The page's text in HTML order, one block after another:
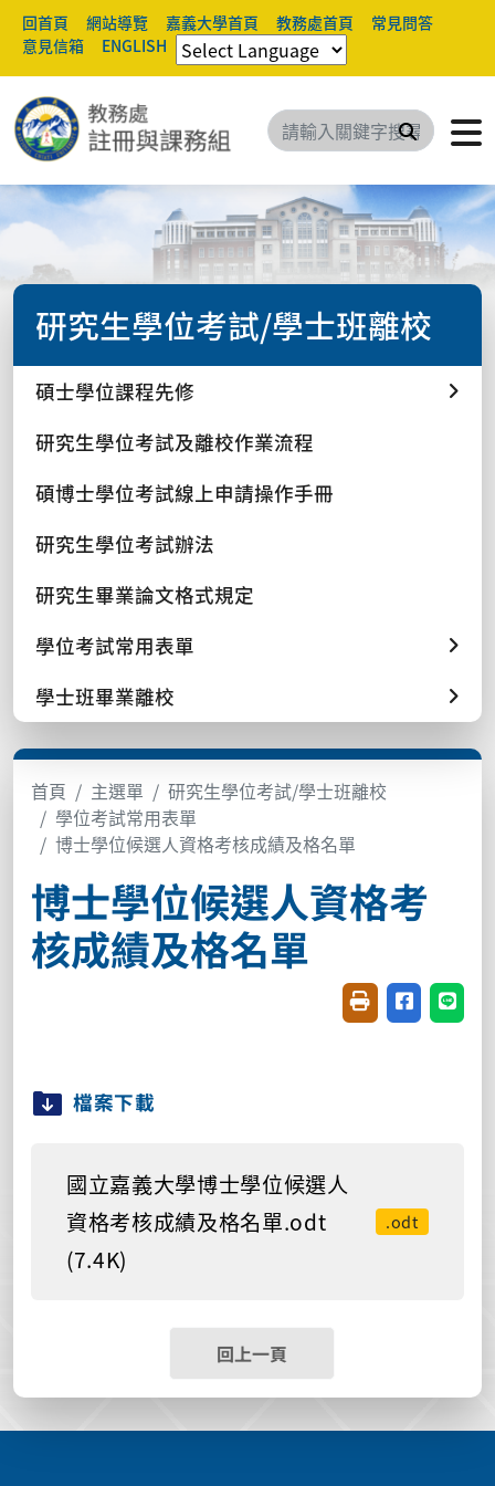
回首頁 網站導覽 嘉義大學首頁 教務處首頁
常見問答
意見信箱
ENGLISH
搜尋
研究生學位考試/學士班離校
碩士學位課程先修
研究生學位考試及離校作業流程
碩博士學位考試線上申請操作手冊
研究生學位考試辦法
研究生畢業論文格式規定
學位考試常用表單
學士班畢業離校
首頁 主選單
研究生學位考試/學士班離校
學位考試常用表單
博士學位候選人資格考核成績及格名單
博士學位候選人資格考
核成績及格名單
友善列印(開新視
分享至臉書
分享
檔案下載
國立嘉義大學博士學位候選人
資格考核成績及格名單.odt
(7.4K)
.odt
回上一頁